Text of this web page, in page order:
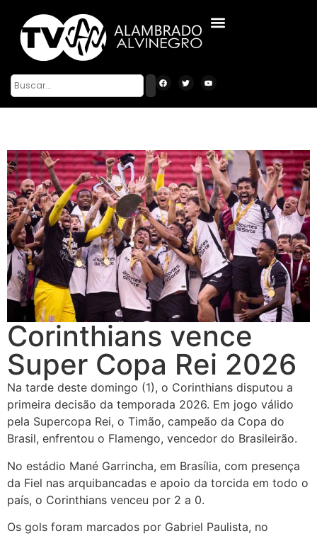
Corinthians vence
Super Copa Rei 2026
Na tarde deste domingo (1), o Corinthians disputou a
primeira decisão da temporada 2026. Em jogo válido
pela Supercopa Rei, o Timão, campeão da Copa do
Brasil, enfrentou o Flamengo, vencedor do Brasileirão.
No estádio Mané Garrincha, em Brasília, com presença
da Fiel nas arquibancadas e apoio da torcida em todo o
país, o Corinthians venceu por 2 a 0.
Os gols foram marcados por Gabriel Paulista, no